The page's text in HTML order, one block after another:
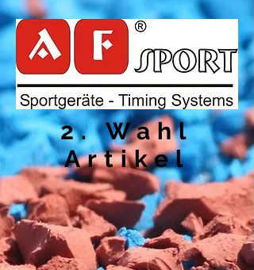
2. Wahl
Artikel